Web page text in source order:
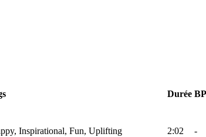
Durée
Inspirational, Fun, Uplifting 2:02 -